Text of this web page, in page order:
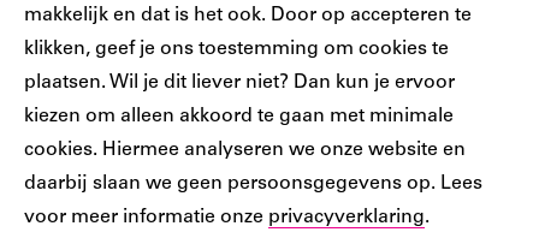
makkelijk en dat is het ook. Door op accepteren te
klikken, geef je ons toestemming om cookies te
plaatsen. Wil je dit liever niet? Dan kun je ervoor
kiezen om alleen akkoord te gaan met minimale
cookies. Hiermee analyseren we onze website en
daarbij slaan we geen persoonsgegevens op. Lees
voor meer informatie onze privacyverklaring.
Volg jij ons al?
Ons
account
Ons
account
Ons
Instagram
account
Ons
account
Ons
account